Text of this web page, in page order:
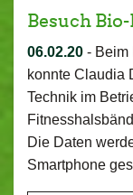
Besuch
06.02.20 - Beim
konnte Claudia
Technik im
Die Daten
Smartphone